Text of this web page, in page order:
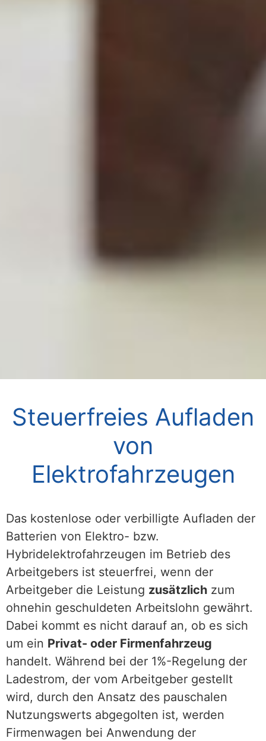
Steuerfreies Aufladen
von
Elektrofahrzeugen
Das kostenlose oder verbilligte Aufladen der
Batterien von Elektro- bzw.
Hybridelektrofahrzeugen im Betrieb des
Arbeitgebers ist steuerfrei, wenn der
Arbeitgeber die Leistung zusätzlich zum
ohnehin geschuldeten Arbeitslohn gewährt.
Dabei kommt es nicht darauf an, ob es sich
um ein Privat- oder Firmenfahrzeug
handelt. Während bei der 1%-Regelung der
Ladestrom, der vom Arbeitgeber gestellt
wird, durch den Ansatz des pauschalen
Nutzungswerts abgegolten ist, werden
Firmenwagen bei Anwendung der